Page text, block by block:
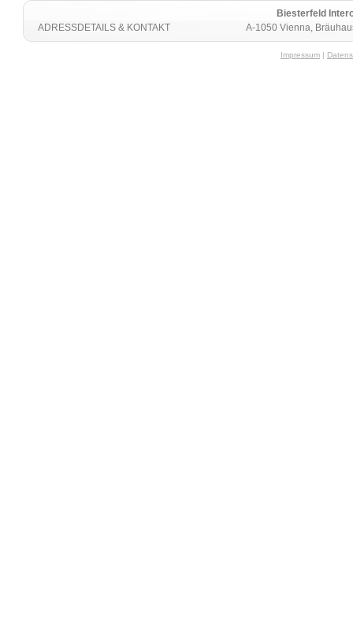
Biesterfeld
A-1050 Vienna,
ADRESSDETAILS & KONTAKT
Impressum |